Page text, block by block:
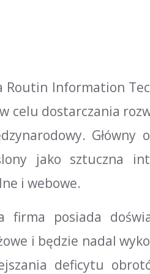
Routin Information
celu dostarczania
Główny
jako sztuczna
i webowe.
firma posiada
i będzie nadal
deficytu